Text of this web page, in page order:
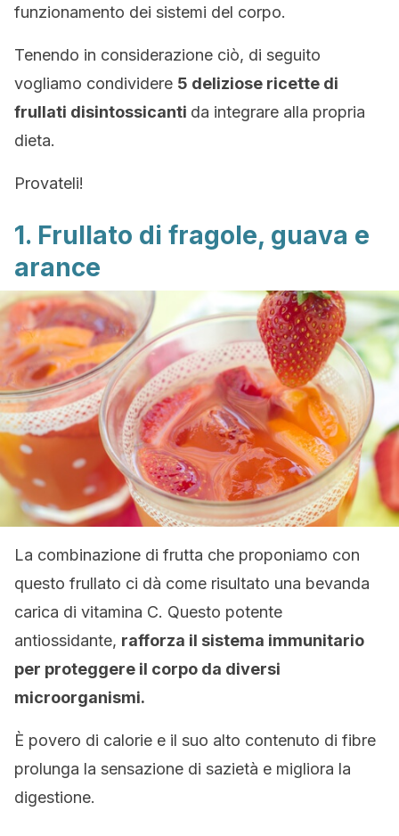
funzionamento dei sistemi del corpo.
Tenendo in considerazione ciò, di seguito
vogliamo condividere 5 deliziose ricette di
frullati disintossicanti da integrare alla propria
dieta.
Provateli!
1. Frullato di fragole, guava e
arance
La combinazione di frutta che proponiamo con
questo frullato ci dà come risultato una bevanda
carica di vitamina C. Questo potente
antiossidante, rafforza il sistema immunitario
per proteggere il corpo da diversi
microorganismi.
È povero di calorie e il suo alto contenuto di fibre
prolunga la sensazione di sazietà e migliora la
digestione.